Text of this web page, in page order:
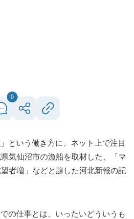
0
という働き方に、ネット上で注目
気仙沼市の漁船を取材した、「マ
者増」などと題した河北新報の記
の仕事とは、いったいどういうも